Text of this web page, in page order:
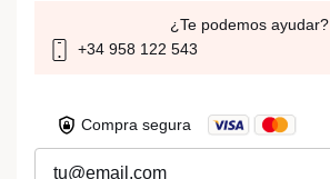
¿Te podemos ayudar?
+34 958 122 543
Compra segura